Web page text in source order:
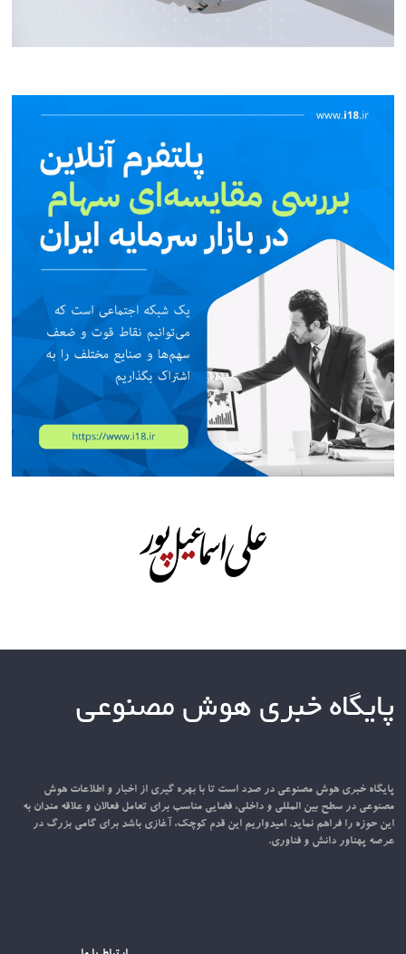
پایگاه خبری هوش مصنوعی
پایگاه خبری هوش مصنوعی در صدد است تا با بهره گیری از اخبار و اطلاعات هوش
مصنوعی در سطح بین المللی و داخلی، فضایی مناسب برای تعامل فعالان و علاقه مندان به
این حوزه را فراهم نماید. امیدواریم این قدم کوچک، آغازی باشد برای گامی بزرگ در
عرصه پهناور دانش و فناوری.